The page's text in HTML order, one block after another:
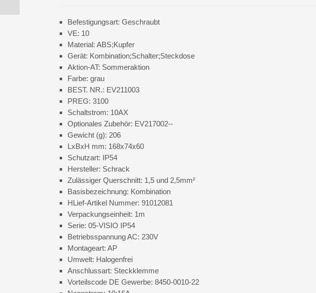
Befestigungsart: Geschraubt
VE: 10
Material: ABS;Kupfer
Gerät: Kombination;Schalter;Steckdose
Aktion-AT: Sommeraktion
Farbe: grau
BEST. NR.: EV211003
PREG: 3100
Schaltstrom: 10AX
Optionales Zubehör: EV217002--
Gewicht (g): 206
LxBxH mm: 168x74x60
Schutzart: IP54
Hersteller: Schrack
Zulässiger Querschnitt: 1,5 und 2,5mm²
Basisbezeichnung: Kombination
HLief-Artikel Nummer: 91012081
Verpackungseinheit: 1m
Serie: 05-VISIO IP54
Betriebsspannung AC: 230V
Montageart: AP
Umwelt: Halogenfrei
Anschlussart: Steckklemme
Vorteilscode DE Gewerbe: 8450-0010-22